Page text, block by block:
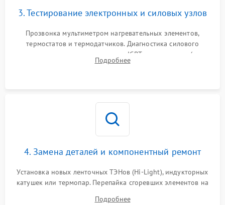
3. Тестирование электронных и силовых узлов
Прозвонка мультиметром нагревательных элементов,
термостатов и термодатчиков. Диагностика силового
модуля, реле, диодных мостов и IGBT-транзисторов (для
индукции). Проверка кранов и газ-контроля (для газовых
Подробнее
4. Замена деталей и компонентный ремонт
Установка новых ленточных ТЭНов (Hi-Light), индукторных
катушек или термопар. Перепайка сгоревших элементов на
Подробнее